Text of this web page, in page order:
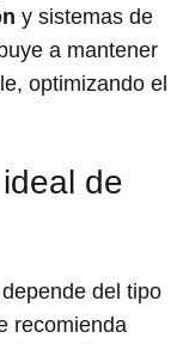
y sistemas de
a mantener
optimizando el
de
del tipo
recomienda